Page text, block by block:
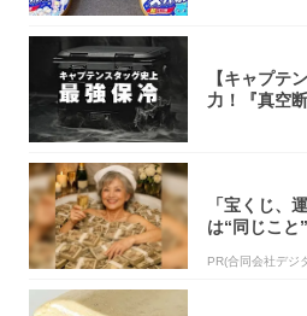
【キャプテ
力！『真空
「宝くじ、
は“同じこと
PR(合同会社デジ